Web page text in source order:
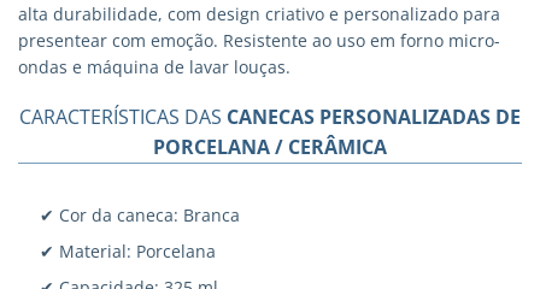
alta durabilidade, com design criativo e personalizado para
presentear com emoção. Resistente ao uso em forno micro-
ondas e máquina de lavar louças.
CARACTERÍSTICAS DAS CANECAS PERSONALIZADAS DE
PORCELANA / CERÂMICA
✔ Cor da caneca: Branca
✔ Material: Porcelana